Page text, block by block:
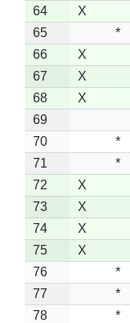
64
X
65
*
66
X
67
X
68
X
69
70
*
71
*
72
X
73
X
74
X
75
X
76
*
77
*
78
*